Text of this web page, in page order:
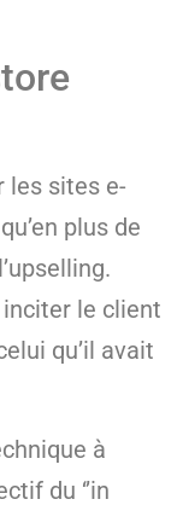
les sites e-
plus de
inciter le client
qu’il avait
à
du ‘’in